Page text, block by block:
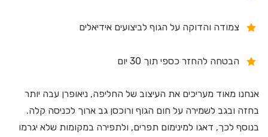
צמודה והדוקה על הגוף לביצועים אידיאלים
הבטחה להחזר כספי תוך 30 יום
אנחנו מאוד מעריכים את העיצוב של החליפה, ניאופרן עבה יותר
בחזה ובגב לשמירה על חום הגוף ורוכסן גב ארוך לכניסה קלה.
בנוסף לכך, דאגו למינימום תפרים, ולתפירה במקומות שלא יגרמו